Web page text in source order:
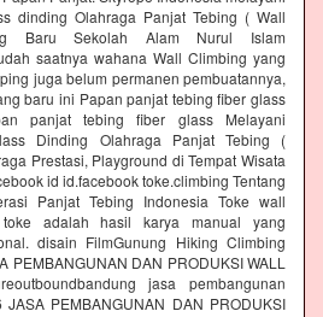
dinding Olahraga Panjat Tebing ( Wall
Baru Sekolah Alam Nurul Islam
saatnya wahana Wall Climbing yang
juga belum permanen pembuatannya,
baru ini Papan panjat tebing fiber glass
panjat tebing fiber glass Melayani
Dinding Olahraga Panjat Tebing (
Prestasi, Playground di Tempat Wisata
id id.facebook toke.climbing Tentang
Panjat Tebing Indonesia Toke wall
adalah hasil karya manual yang
disain FilmGunung Hiking Climbing
PEMBANGUNAN DAN PRODUKSI WALL
jasa pembangunan
PEMBANGUNAN DAN PRODUKSI